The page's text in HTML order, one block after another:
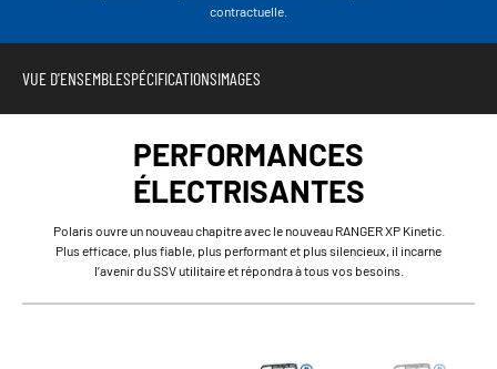
contractuelle.
VUE D'ENSEMBLESPÉCIFICATIONSIMAGES
PERFORMANCES
ÉLECTRISANTES
Polaris ouvre un nouveau chapitre avec le nouveau RANGER XP Kinetic.
Plus efficace, plus fiable, plus performant et plus silencieux, il incarne
l’avenir du SSV utilitaire et répondra à tous vos besoins.